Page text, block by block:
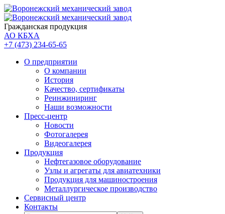
Гражданская продукция
АО КБХА
+7 (473) 234-65-65
О предприятии
О компании
История
Качество, сертификаты
Реинжиниринг
Наши возможности
Пресс-центр
Новости
Фотогалерея
Видеогалерея
Продукция
Нефтегазовое оборудование
Узлы и агрегаты для авиатехники
Продукция для машиностроения
Металлургическое производство
Сервисный центр
Контакты